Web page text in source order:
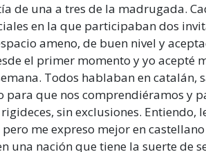
de una a tres de la madrugada.
en la que participaban dos
ameno, de buen nivel y
el primer momento y yo acepté
Todos hablaban en catalán,
para que nos comprendiéramos y
sin exclusiones. Entiendo,
me expreso mejor en
una nación que tiene la suerte de